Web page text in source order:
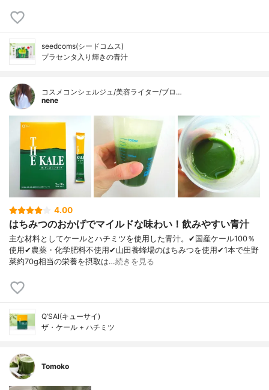
seedcoms(シードコムス)
プラセンタ入り輝きの青汁
コスメコンシェルジュ/美容ライター/ブロ…
nene
4.00
はちみつのおかげでマイルドな味わい！飲みやすい青汁
主な材料としてケールとハチミツを使用した青汁。✔国産ケール100％
使用✔農薬・化学肥料不使用✔山田養蜂場のはちみつを使用✔1本で生野
菜約70g相当の栄養を摂取は…続きを見る
Q’SAI(キューサイ)
ザ・ケール + ハチミツ
Tomoko